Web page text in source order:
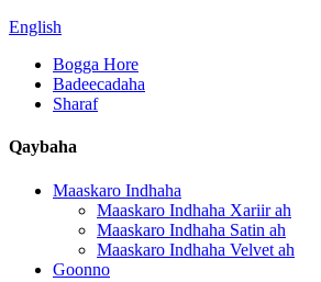
English
Bogga Hore
Badeecadaha
Sharaf
Qaybaha
Maaskaro Indhaha
Maaskaro Indhaha Xariir ah
Maaskaro Indhaha Satin ah
Maaskaro Indhaha Velvet ah
Goonno